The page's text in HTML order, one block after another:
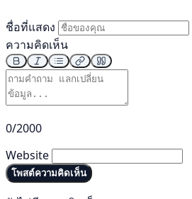
ชื่อที่แสดง
ความคิดเห็น
0/2000
Website
โพสต์ความคิดเห็น